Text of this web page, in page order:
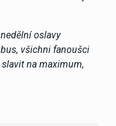
oslavy
všichni fanoušci
na maximum,